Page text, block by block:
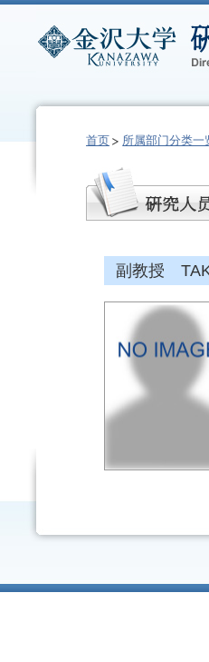
首页 所属部门分类一
副教授